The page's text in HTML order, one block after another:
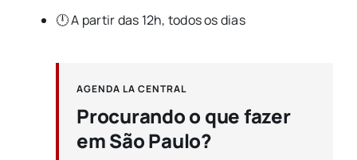
🕛 A partir das 12h, todos os dias
AGENDA LA CENTRAL
Procurando o que fazer
em São Paulo?